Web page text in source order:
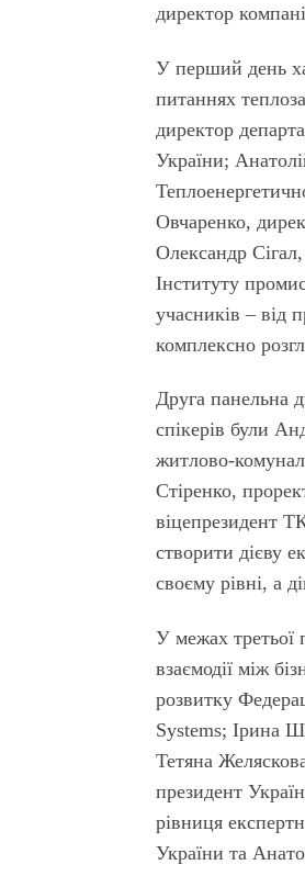
директор
У перший день
питаннях
директор
України;
Овчаренко,
Олександр
Інституту
учасників – від
комплексно
Друга панельна
спікерів були
житлово-
Стіренко,
віцепрезидент
створити дієву
своєму рівні, а
У межах третьої
взаємодії між
розвитку
Systems; Ірина
Тетяна
президент
рівниця
України та